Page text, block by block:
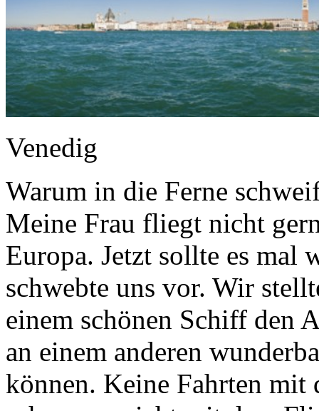
Venedig
Warum in die Ferne
Meine Frau fliegt nicht
Europa. Jetzt sollte es mal
schwebte uns vor. Wir
einem schönen Schiff den
an einem anderen
können. Keine Fahrten mit